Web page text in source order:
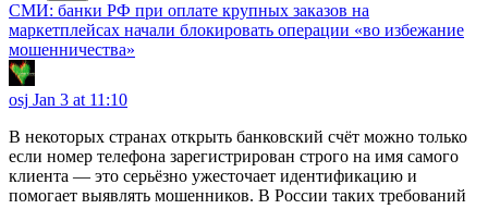
СМИ: банки РФ при оплате крупных заказов на
маркетплейсах начали блокировать операции «во избежание
мошенничества»
osj Jan 3 at 11:10
В некоторых странах открыть банковский счёт можно только
если номер телефона зарегистрирован строго на имя самого
клиента — это серьёзно ужесточает идентификацию и
помогает выявлять мошенников. В России таких требований